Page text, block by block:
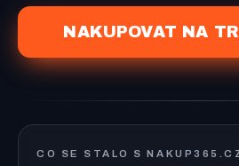
NAKUPOVAT NA
CO SE STALO S